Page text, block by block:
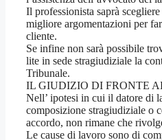
Il professionista saprà
migliore argomentazioni per
cliente.
Se infine non sarà possibile
lite in sede stragiudiziale la
Tribunale.
IL GIUDIZIO DI FRONTE
Nell’ ipotesi in cui il datore di
composizione stragiudiziale o
accordo, non rimane che
Le cause di lavoro sono di